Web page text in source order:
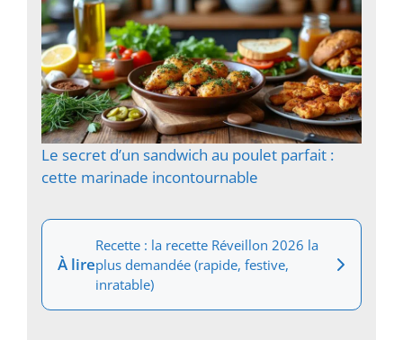
Le secret d’un sandwich au poulet parfait :
cette marinade incontournable
À lire
Recette : la recette Réveillon 2026 la
plus demandée (rapide, festive,
inratable)